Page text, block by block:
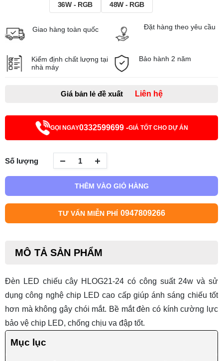
36W - RGB 48W - RGB
Giao hàng toàn quốc Đặt hàng theo yêu cầu
Kiểm định chất lượng tại
nhà máy
Bảo hành 2 năm
Giá bản lẻ đề xuất Liên hệ
GỌI NGAY0332599699 -GIÁ TỐT CHO DỰ ÁN
Số lượng
THÊM VÀO GIỎ HÀNG
TƯ VẤN MIỄN PHÍ 0947809266
MÔ TẢ SẢN PHẨM
Đèn LED chiếu cây HLOG21-24 có công suất 24w và sử
dụng công nghệ chip LED cao cấp giúp ánh sáng chiếu tốt
hơn mà không gây chói mắt. Bề mắt đèn có kính cường lực
bảo vệ chip LED, chống chịu va đập tốt.
Mục lục